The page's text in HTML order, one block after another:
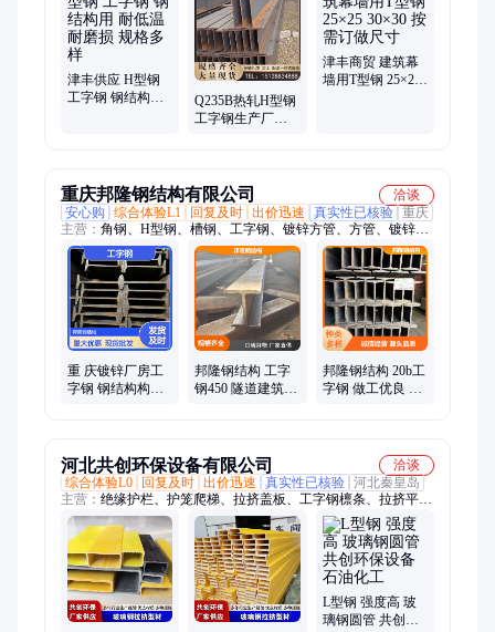
津丰供应 H型钢
工字钢 钢结构用
Q235B热轧H型钢
工字钢生产厂家
津丰商贸 建筑幕
墙用T型钢 25×25
重庆邦隆钢结构有限公司
洽谈
安心购
综合体验L1 回复及时 出价迅速 真实性已核验 重庆
主营： 角钢、H型钢、槽钢、工字钢、镀锌方管、方管、镀锌H
型钢、钢板、镀锌钢板、镀锌槽钢、镀锌角钢、c型钢、彩钢
瓦、楼承板、镀锌圆管、镀锌钢管、预埋件、地脚螺栓、不锈钢
天沟折件、钢结构预制加工、焊管、无缝管
重 庆镀锌厂房工
字钢 钢结构构件
邦隆钢结构 工字
钢450 隧道建筑支
邦隆钢结构 20b工
字钢 做工优良 有
河北共创环保设备有限公司
洽谈
综合体验L0
回复及时 出价迅速 真实性已核验 河北秦皇岛
主营： 绝缘护栏、护笼爬梯、拉挤盖板、工字钢檩条、拉挤平盖
板、变压器围栏、污水池盖板、玻璃钢檩条、玻璃钢爬梯、玻璃
钢围栏、污水池平盖板、爬梯操作平台、踏步检修平台、道路设
施栏杆、玻璃钢电力围栏、玻璃钢箱变围栏、玻璃钢拉挤型材
L型钢 强度高 玻
璃钢圆管 共创环